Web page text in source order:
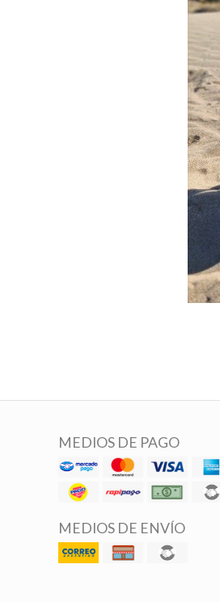
MEDIOS DE PAGO
MEDIOS DE ENVÍO